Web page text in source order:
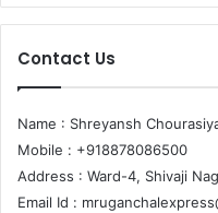
Contact Us
Name : Shreyansh
Mobile : +918878086500
Address : Ward-4, Shivaji
Email Id :